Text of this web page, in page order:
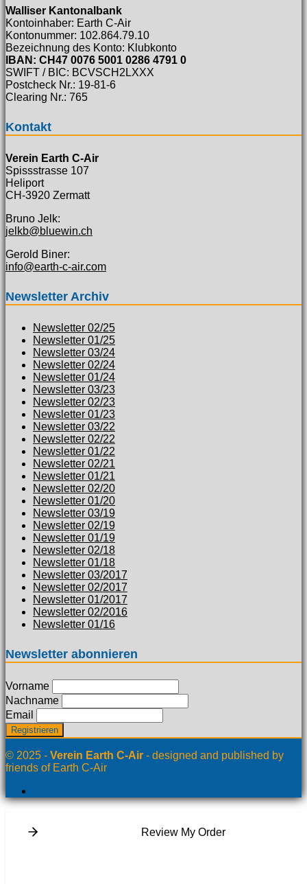
Walliser Kantonalbank
Kontoinhaber: Earth C-Air
Kontonummer: 102.864.79.10
Bezeichnung des Konto: Klubkonto
IBAN: CH47 0076 5001 0286 4791 0
SWIFT / BIC: BCVSCH2LXXX
Postcheck Nr.: 19-81-6
Clearing Nr.: 765
Kontakt
Verein Earth C-Air
Spissstrasse 107
Heliport
CH-3920 Zermatt
Bruno Jelk:
jelkb@bluewin.ch
Gerold Biner:
info@earth-c-air.com
Newsletter Archiv
Newsletter 02/25
Newsletter 01/25
Newsletter 03/24
Newsletter 02/24
Newsletter 01/24
Newsletter 03/23
Newsletter 02/23
Newsletter 01/23
Newsletter 03/22
Newsletter 02/22
Newsletter 01/22
Newsletter 02/21
Newsletter 01/21
Newsletter 02/20
Newsletter 01/20
Newsletter 03/19
Newsletter 02/19
Newsletter 01/19
Newsletter 02/18
Newsletter 01/18
Newsletter 03/2017
Newsletter 02/2017
Newsletter 01/2017
Newsletter 02/2016
Newsletter 01/16
Newsletter abonnieren
Vorname
Nachname
Email
© 2025 - Verein Earth C-Air - designed and published by
friends of Earth C-Air
Review My Order